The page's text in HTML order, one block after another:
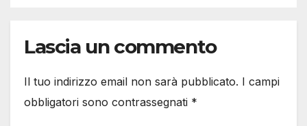
Lascia un commento
Il tuo indirizzo email non sarà pubblicato. I campi
obbligatori sono contrassegnati *